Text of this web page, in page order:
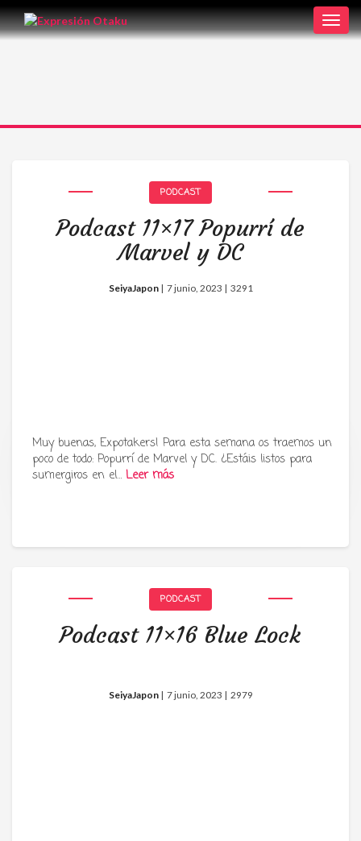
Tu radio y podcast sobre manga,
anime y cultura japonesa ツ
PODCAST
Podcast 11×17 Popurrí de
Marvel y DC
SeiyaJapon| 7 junio, 2023 | 3291
Muy buenas, Expotakers! Para esta semana os traemos un
poco de todo: Popurrí de Marvel y DC. ¿Estáis listos para
sumergiros en el… Leer más
PODCAST
Podcast 11×16 Blue Lock
SeiyaJapon| 7 junio, 2023 | 2979